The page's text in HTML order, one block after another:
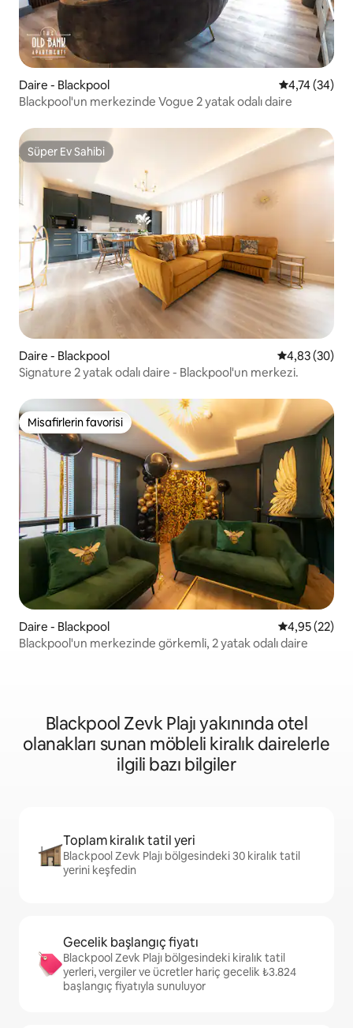
Daire - Blackpool 5 üzerinden
4,74 (34)
Blackpool'un merkezinde Vogue 2 yatak odalı daire
Süper Ev Sahibi
Süper Ev Sahibi
Daire - Blackpool 5 üzerinden
4,83 (30)
Signature 2 yatak odalı daire - Blackpool'un merkezi.
Misafirlerin favorisi
Misafirlerin favorisi
Daire - Blackpool 5 üzerinden
4,95 (22)
Blackpool'un merkezinde görkemli, 2 yatak odalı daire
Blackpool Zevk Plajı yakınında otel
olanakları sunan möbleli kiralık dairelerle
ilgili bazı bilgiler
Toplam kiralık tatil yeri
Blackpool Zevk Plajı bölgesindeki 30 kiralık tatil
yerini keşfedin
Gecelik başlangıç fiyatı
Blackpool Zevk Plajı bölgesindeki kiralık tatil
yerleri, vergiler ve ücretler hariç gecelik ₺3.824
başlangıç fiyatıyla sunuluyor